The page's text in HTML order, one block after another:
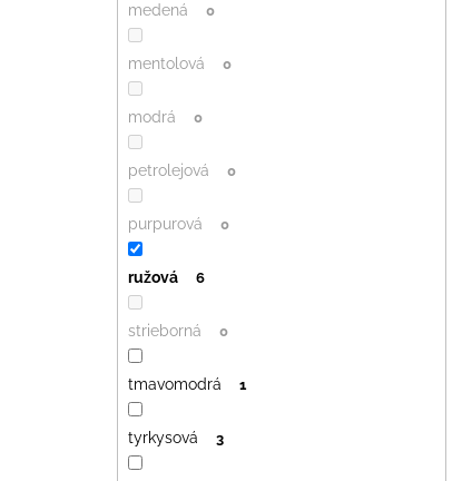
medená 0
mentolová 0
modrá 0
petrolejová 0
purpurová 0
ružová 6
strieborná 0
tmavomodrá 1
tyrkysová 3